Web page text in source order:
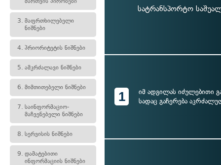
3. მაფრთხილებელი
ნიშნები
4. პრიორიტეტის ნიშნები
5. ამკრძალავი ნიშნები
6. მიმთითებელი ნიშნები
7. საინფორმაციო-
მაჩვენებელი ნიშნები
8. სერვისის ნიშნები
9. დამატებითი
ინფორმაციის ნიშნები
სატრანსპორტო
1
იმ ადგილას იძულებითი
სადაც გაჩერება